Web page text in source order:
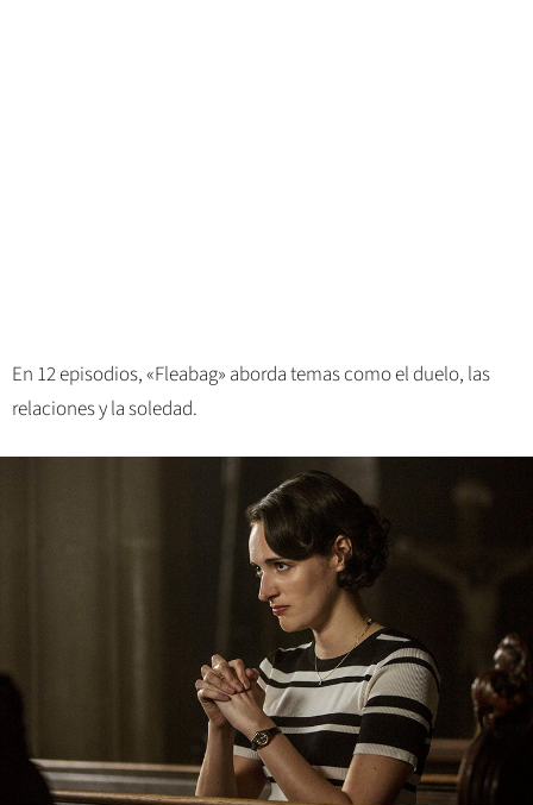
En 12 episodios, «Fleabag» aborda temas como el duelo, las
relaciones y la soledad.